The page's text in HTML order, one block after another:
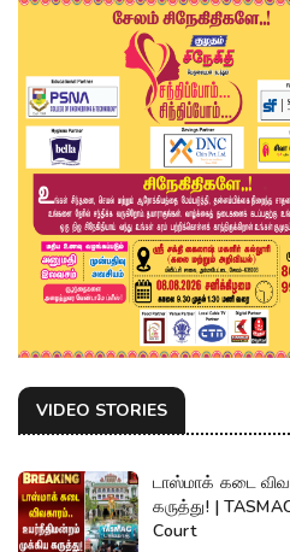
VIDEO STORIES
டாஸ்மாக் கடை
கருத்து! |
Court